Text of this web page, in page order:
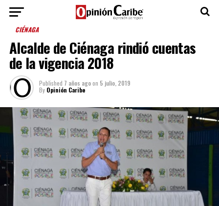
CIÉNAGA
Alcalde de Ciénaga rindió cuentas
de la vigencia 2018
Published 7 años agoon 5 julio, 2019
By Opinión Caribe